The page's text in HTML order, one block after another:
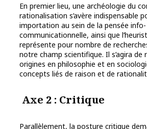
En premier lieu, une archéologie du
rationalisation s’avère indispensable
importation au sein de la pensée info-
communicationnelle, ainsi que
représente pour nombre de
notre champ scientifique. Il s’agira de
origines en philosophie et en
concepts liés de raison et de
Axe 2 : Critique
Parallèlement, la posture critique